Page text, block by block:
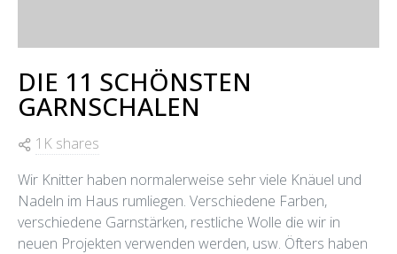
DIE 11 SCHÖNSTEN
GARNSCHALEN
1K shares
Wir Knitter haben normalerweise sehr viele Knäuel und
Nadeln im Haus rumliegen. Verschiedene Farben,
verschiedene Garnstärken, restliche Wolle die wir in
neuen Projekten verwenden werden, usw. Öfters haben